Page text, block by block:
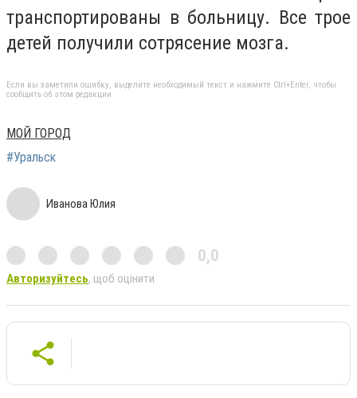
транспортированы в больницу. Все трое
детей получили сотрясение мозга.
Если вы заметили ошибку, выделите необходимый текст и нажмите Ctrl+Enter, чтобы
сообщить об этом редакции
МОЙ ГОРОД
#Уральск
Иванова Юлия
0,0
Авторизуйтесь, щоб оцінити